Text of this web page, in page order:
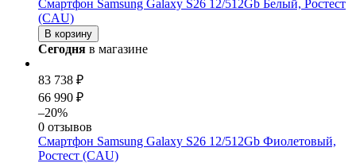
Смартфон Samsung Galaxy S26 12/512Gb Белый, Ростест
(CAU)
В корзину
Сегодня в магазине
83 738 ₽
66 990 ₽
–20%
0 отзывов
Смартфон Samsung Galaxy S26 12/512Gb Фиолетовый,
Ростест (CAU)